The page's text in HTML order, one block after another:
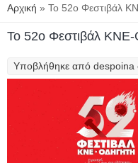
Αρχική » Το 52ο Φεστιβάλ
Το 52ο Φεστιβάλ ΚΝΕ-
Υποβλήθηκε από despoina